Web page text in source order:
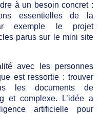
à un besoin concret :
essentielles de la
exemple le projet
parus sur le mini site
avec les personnes
est ressortie : trouver
les documents de
et complexe. L’idée a
artificielle pour